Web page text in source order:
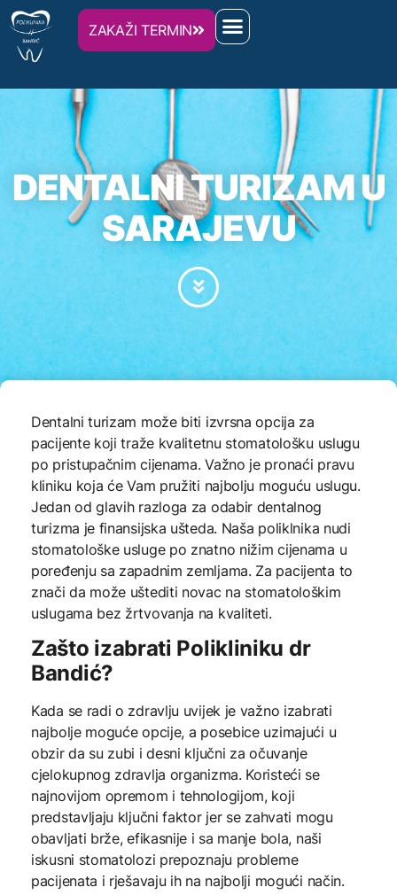
ZAKAŽI TERMIN
DENTALNI TURIZAM U
SARAJEVU
Dentalni turizam može biti izvrsna opcija za
pacijente koji traže kvalitetnu stomatološku uslugu
po pristupačnim cijenama. Važno je pronaći pravu
kliniku koja će Vam pružiti najbolju moguću uslugu.
Jedan od glavih razloga za odabir dentalnog
turizma je finansijska ušteda. Naša poliklnika nudi
stomatološke usluge po znatno nižim cijenama u
poređenju sa zapadnim zemljama. Za pacijenta to
znači da može uštediti novac na stomatološkim
uslugama bez žrtvovanja na kvaliteti.
Zašto izabrati Polikliniku dr
Bandić?
Kada se radi o zdravlju uvijek je važno izabrati
najbolje moguće opcije, a posebice uzimajući u
obzir da su zubi i desni ključni za očuvanje
cjelokupnog zdravlja organizma. Koristeći se
najnovijom opremom i tehnologijom, koji
predstavljaju ključni faktor jer se zahvati mogu
obavljati brže, efikasnije i sa manje bola, naši
iskusni stomatolozi prepoznaju probleme
pacijenata i rješavaju ih na najbolji mogući način.